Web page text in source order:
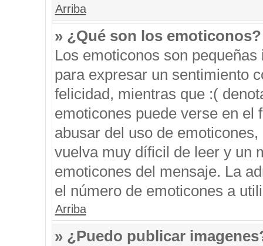
Arriba
» ¿Qué son los emoticonos?
Los emoticonos son
para expresar un sentimiento
felicidad, mientras que :(
emoticones puede verse en el
abusar del uso de
vuelva muy díficil de leer y un
emoticones del mensaje. La
el número de emoticones a
Arriba
» ¿Puedo publicar